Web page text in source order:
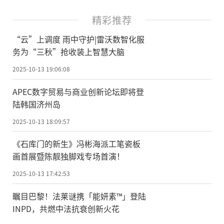
精彩推荐
“云”上调度 雨中守护|雷沃数智化服
务为“三秋”抢收装上智慧大脑
2025-10-13 19:06:08
APEC数字贸易与商业创新论坛即将登
陆韩国济州岛
2025-10-13 18:09:57
《石库门的新生》冯彬海派工笔瓷板
画首展暨陈靓独脚戏专场首演！
2025-10-13 17:42:53
瞩目巴黎！法莱谜携「能妍素™」登陆
INPD，共燃中法抗衰创新火花